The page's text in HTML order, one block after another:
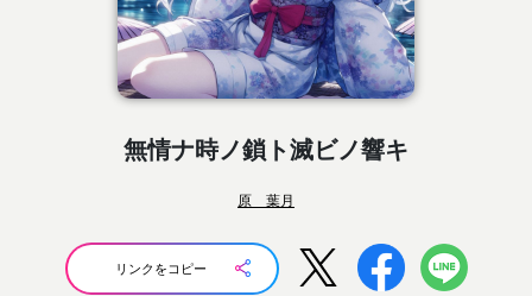
無情ナ時ノ鎖ト滅ビノ響キ
原 葉月
リンクをコピー